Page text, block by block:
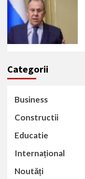
Categorii
Business
Constructii
Educatie
Internațional
Noutăți